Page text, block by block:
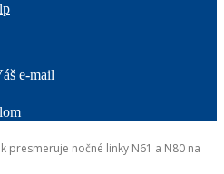
e-mail
presmeruje nočné linky N61 a N80 na